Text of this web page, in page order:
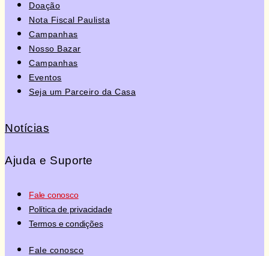
Doação
Nota Fiscal Paulista
Campanhas
Nosso Bazar
Campanhas
Eventos
Seja um Parceiro da Casa
Notícias
Ajuda e Suporte
Fale conosco
Política de privacidade
Termos e condições
Fale conosco